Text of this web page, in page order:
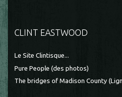
CLINT EASTWOOD
Le Site Clintisque...
Pure People (des photos)
The bridges of Madison County